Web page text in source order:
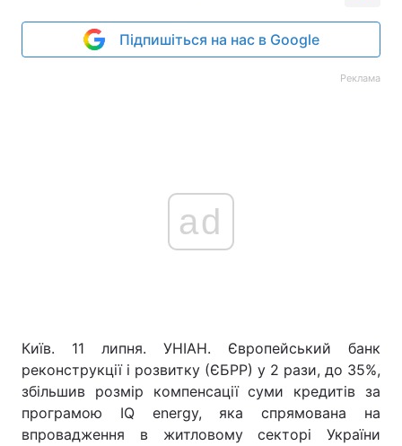
Підпишіться на нас в Google
Реклама
ad
Київ. 11 липня. УНІАН. Європейський банк
реконструкції і розвитку (ЄБРР) у 2 рази, до 35%,
збільшив розмір компенсації суми кредитів за
програмою IQ energy, яка спрямована на
впровадження в житловому секторі України